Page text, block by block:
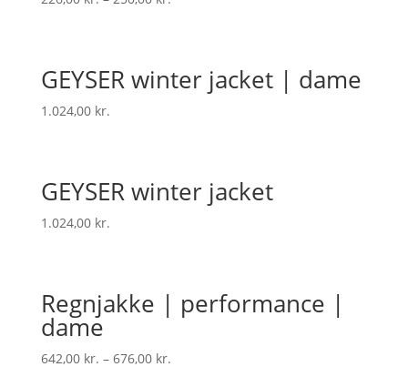
GEYSER winter jacket | dame
1.024,00 kr.
GEYSER winter jacket
1.024,00 kr.
Regnjakke | performance |
dame
642,00 kr. – 676,00 kr.